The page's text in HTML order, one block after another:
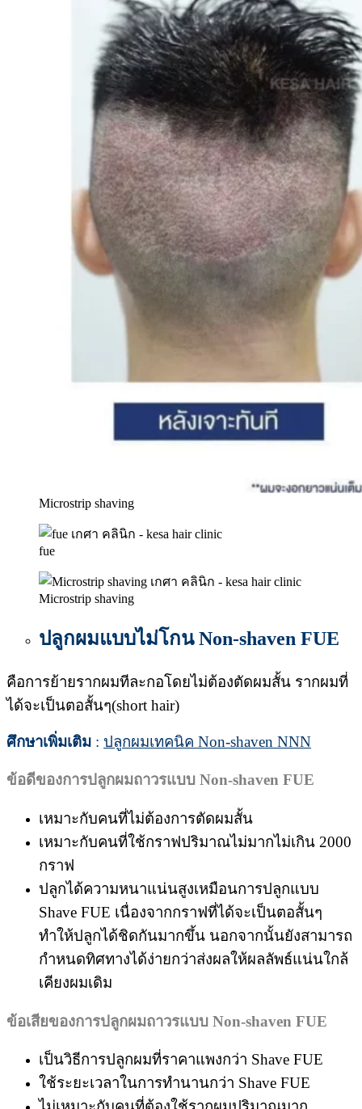
Microstrip shaving
fue
Microstrip shaving
ปลูกผมแบบไม่โกน Non-shaven FUE
คือการย้ายรากผมทีละกอโดยไม่ต้องตัดผมสั้น รากผมที่
ได้จะเป็นตอสั้นๆ(short hair)
ศึกษาเพิ่มเติม : ปลูกผมเทคนิค Non-shaven NNN
ข้อดีของการปลูกผมถาวรแบบ Non-shaven FUE
เหมาะกับคนที่ไม่ต้องการตัดผมสั้น
เหมาะกับคนที่ใช้กราฟปริมาณไม่มากไม่เกิน 2000
กราฟ
ปลูกได้ความหนาแน่นสูงเหมือนการปลูกแบบ
Shave FUE เนื่องจากกราฟที่ได้จะเป็นตอสั้นๆ
ทำให้ปลูกได้ชิดกันมากขึ้น นอกจากนั้นยังสามารถ
กำหนดทิศทางได้ง่ายกว่าส่งผลให้ผลลัพธ์แน่นใกล้
เคียงผมเดิม
ข้อเสียของการปลูกผมถาวรแบบ Non-shaven FUE
เป็นวิธีการปลูกผมที่ราคาแพงกว่า Shave FUE
ใช้ระยะเวลาในการทำนานกว่า Shave FUE